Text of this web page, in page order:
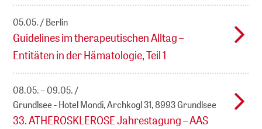
05.05. Berlin
Guidelines im therapeutischen Alltag –
Entitäten in der Hämatologie, Teil 1
08.05. – 09.05.
Grundlsee - Hotel Mondi, Archkogl 31, 8993 Grundlsee
33. ATHEROSKLEROSE Jahrestagung – AAS